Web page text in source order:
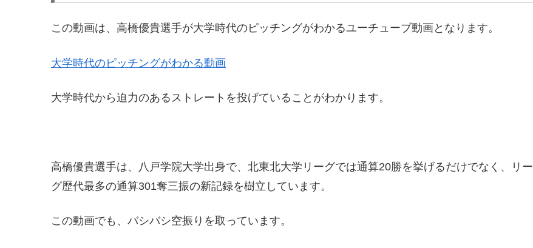
この動画は、高橋優貴選手が大学時代のピッチングがわかるユーチューブ動画となります。
大学時代のピッチングがわかる動画
大学時代から迫力のあるストレートを投げていることがわかります。
高橋優貴選手は、八戸学院大学出身で、北東北大学リーグでは通算20勝を挙げるだけでなく、リー
グ歴代最多の通算301奪三振の新記録を樹立しています。
この動画でも、バシバシ空振りを取っています。